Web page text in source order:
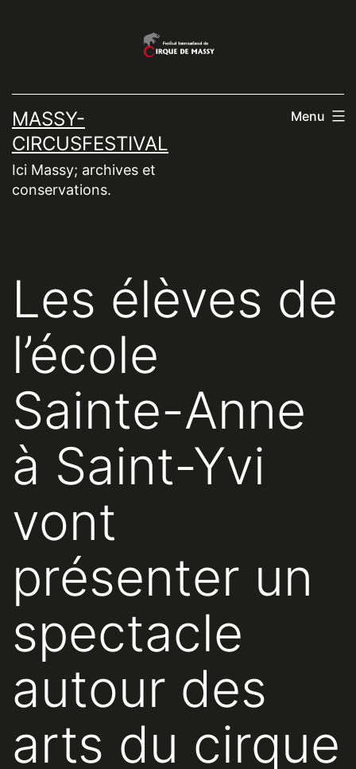
MASSY-
CIRCUSFESTIVAL
Ici Massy; archives et
conservations.
Menu
Les élèves de
l’école
Sainte-Anne
à Saint-Yvi
vont
présenter un
spectacle
autour des
arts du cirque